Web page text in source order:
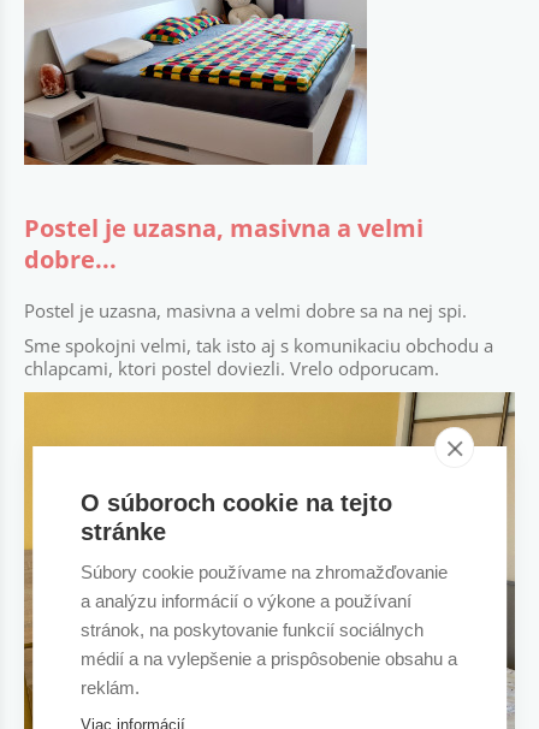
Postel je uzasna, masivna a velmi
dobre...
Postel je uzasna, masivna a velmi dobre sa na nej spi.
Sme spokojni velmi, tak isto aj s komunikaciu obchodu a
chlapcami, ktori postel doviezli. Vrelo odporucam.
O súboroch cookie na tejto
stránke
Súbory cookie používame na zhromažďovanie
a analýzu informácií o výkone a používaní
stránok, na poskytovanie funkcií sociálnych
médií a na vylepšenie a prispôsobenie obsahu a
reklám.
Viac informácií